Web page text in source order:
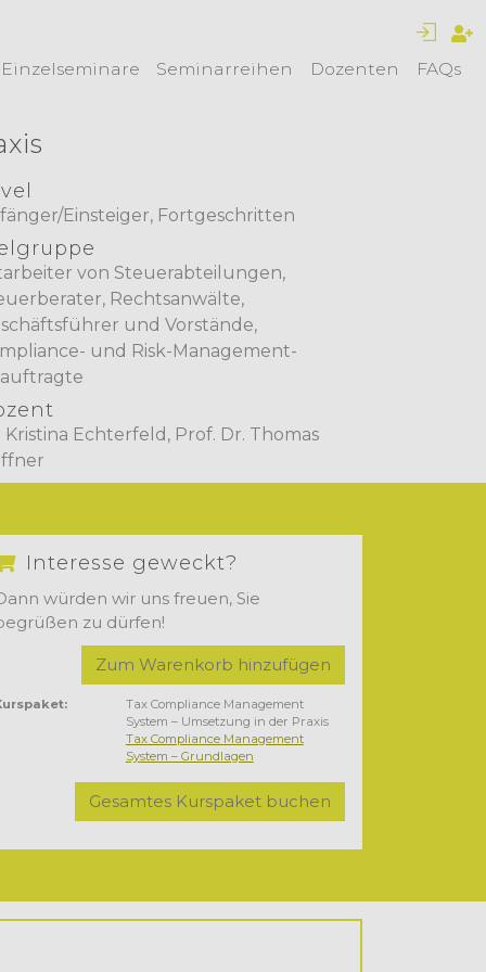
Einzelseminare Seminarreihen Dozenten FAQs
Einsteiger, Fortgeschritten
von Steuerabteilungen,
Rechtsanwälte,
und Vorstände,
und Risk-Management-
Kristina Echterfeld, Prof. Dr. Thomas
Interesse geweckt?
würden wir uns freuen, Sie
zu dürfen!
Zum Warenkorb hinzufügen
Tax Compliance Management
System – Umsetzung in der Praxis
Tax Compliance Management
System – Grundlagen
Gesamtes Kurspaket buchen